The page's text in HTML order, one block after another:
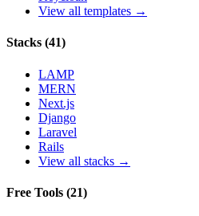
View all templates →
Stacks (41)
LAMP
MERN
Next.js
Django
Laravel
Rails
View all stacks →
Free Tools (21)